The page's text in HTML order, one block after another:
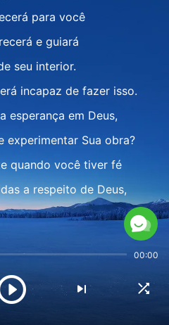
para você
e guiará
seu interior.
incapaz de fazer isso.
esperança em Deus,
experimentar Sua obra?
quando você tiver fé
a respeito de Deus,
tiver verdadeira fé Nele,
experiências,
00:00